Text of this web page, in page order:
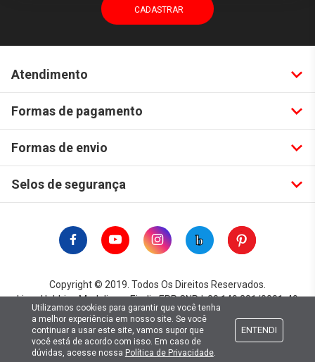
Atendimento
Formas de pagamento
Formas de envio
Selos de segurança
Copyright © 2019. Todos Os Direitos Reservados.
Lima Hobbies Modelismo Eireli - EPP CNPJ: 00.149.281/0001-49
Utilizamos cookies para garantir que você tenha
a melhor experiência em nosso site. Se você
continuar a usar este site, vamos supor que
você está de acordo com isso. Em caso de
dúvidas, acesse nossa Política de Privacidade.
ENTENDI